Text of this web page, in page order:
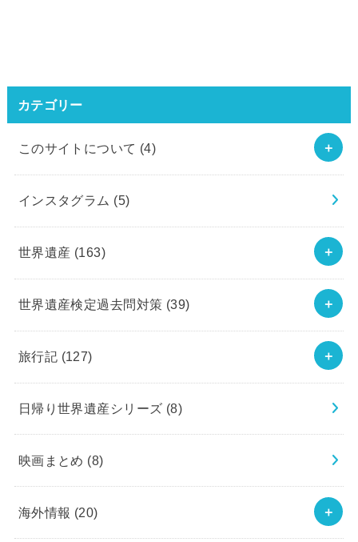
カテゴリー
このサイトについて (4)
インスタグラム (5)
世界遺産 (163)
世界遺産検定過去問対策 (39)
旅行記 (127)
日帰り世界遺産シリーズ (8)
映画まとめ (8)
海外情報 (20)